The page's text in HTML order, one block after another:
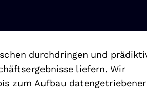
durchdringen und
liefern. Wir
zum Aufbau datengetriebener